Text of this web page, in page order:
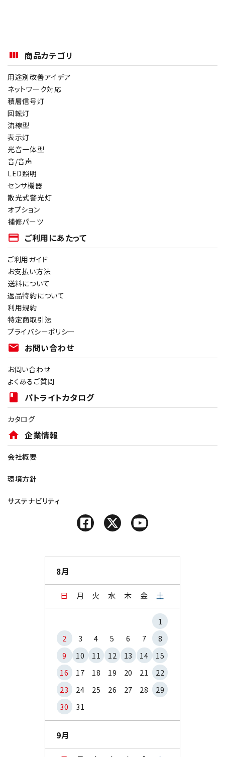
散光式警光灯
オプション
製品選定の仕方
ガイドライン
パトライトカタログ
商品カテゴリ
用途別改善アイデア
ネットワーク対応
積層信号灯
回転灯
流線型
表示灯
光音一体型
音/音声
LED照明
センサ機器
散光式警光灯
オプション
補修パーツ
payment ご利用にあたって
ご利用ガイド
お支払い方法
送料について
返品特約について
利用規約
特定商取引法
プライバシーポリシー
mail お問い合わせ
お問い合わせ
よくあるご質問
book パトライトカタログ
カタログ
home 企業情報
会社概要
環境方針
サステナビリティ
8月
日 月 火 水 木 金 土
1
2
3 4 5 6 7
8
9
10 11 12 13 14
15
16
17 18 19 20 21
22
23
24 25 26 27 28
29
30
31
9月